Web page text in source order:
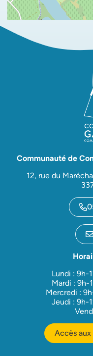
Communauté de
12, rue du
Lundi : 9h-
Mardi : 9h-
Mercredi :
Jeudi : 9h-
Accès